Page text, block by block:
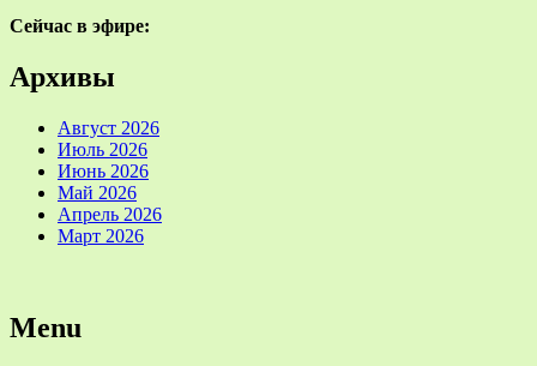
Сейчас в эфире:
Архивы
Август 2026
Июль 2026
Июнь 2026
Май 2026
Апрель 2026
Март 2026
Menu